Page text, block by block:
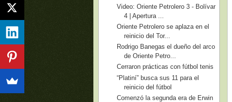
Video: Oriente Petrolero 3 - Bolívar
4 | Apertura ...
Oriente Petrolero se aplaza en el
reinicio del Tor...
Rodrigo Banegas el dueño del arco
de Oriente Petro...
Cerraron prácticas con fútbol tenis
“Platiní” busca sus 11 para el
reinicio del fútbol
Comenzó la segunda era de Erwin